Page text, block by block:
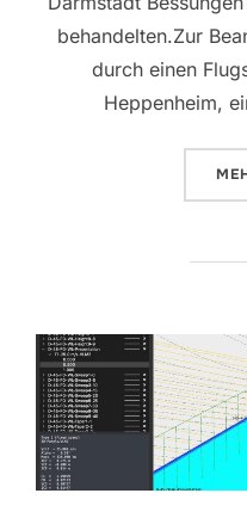
behandelten.Zur
durch einen
Heppenheim,